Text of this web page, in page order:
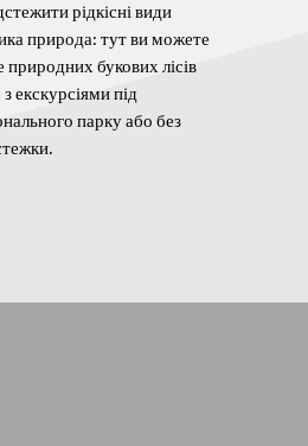
рідкісні види
природа: тут ви можете
букових лісів
екскурсіями під
парку або без